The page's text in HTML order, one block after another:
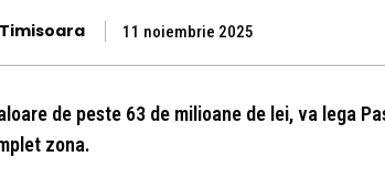
11 noiembrie 2025
de peste 63 de milioane de lei, va lega
zona.